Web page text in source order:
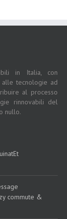
in Italia, con
tecnologie ad
al processo
rinnovabili del
nullo.
commute &